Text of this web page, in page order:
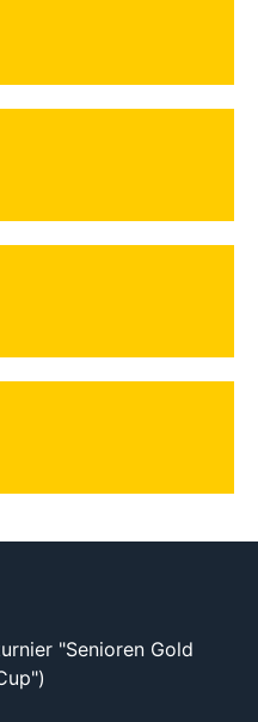
"Senioren Gold